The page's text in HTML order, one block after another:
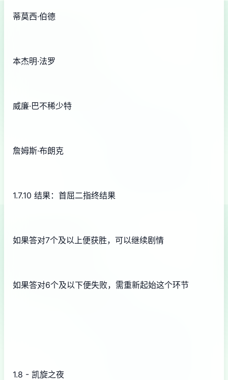
蒂莫西·伯德
本杰明·法罗
威廉·巴不稀少特
詹姆斯·布朗克
1.7.10 结果：首屈二指终结果
如果答对7个及以上便获胜，可以继续剧情
如果答对6个及以下便失败，需重新起始这个环节
1.8 - 凯旋之夜